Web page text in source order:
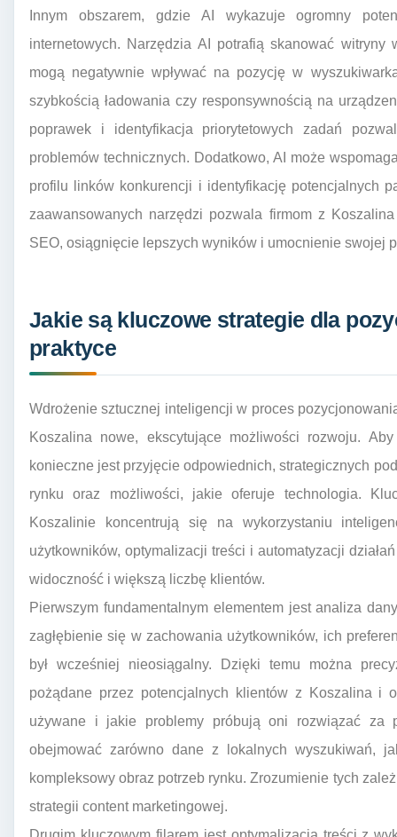
Innym obszarem, gdzie AI wykazuje ogromny
internetowych. Narzędzia AI potrafią skanować witryny
mogą negatywnie wpływać na pozycję w
szybkością ładowania czy responsywnością na
poprawek i identyfikacja priorytetowych zadań
problemów technicznych. Dodatkowo, AI może
profilu linków konkurencji i identyfikację potencjalnych
zaawansowanych narzędzi pozwala firmom z
SEO, osiągnięcie lepszych wyników i umocnienie swojej
Jakie są kluczowe strategie dla
praktyce
Wdrożenie sztucznej inteligencji w proces
Koszalina nowe, ekscytujące możliwości rozwoju.
konieczne jest przyjęcie odpowiednich, strategicznych
rynku oraz możliwości, jakie oferuje technologia.
Koszalinie koncentrują się na wykorzystaniu
użytkowników, optymalizacji treści i automatyzacji
widoczność i większą liczbę klientów.
Pierwszym fundamentalnym elementem jest analiza
zagłębienie się w zachowania użytkowników, ich
był wcześniej nieosiągalny. Dzięki temu można
pożądane przez potencjalnych klientów z Koszalina i
używane i jakie problemy próbują oni rozwiązać za
obejmować zarówno dane z lokalnych wyszukiwań,
kompleksowy obraz potrzeb rynku. Zrozumienie tych
strategii content marketingowej.